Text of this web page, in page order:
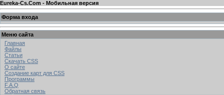
Eureka-Cs.Com - Мобильная версия
Форма входа
Меню сайта
Главная
Файлы
Статьи
Скачать CSS
О сайте
Создание карт для CSS
Программы
F.A.Q
Обратная связь